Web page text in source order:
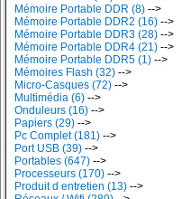
Mémoire Portable DDR (8) -->
Mémoire Portable DDR2 (16) -->
Mémoire Portable DDR3 (28) -->
Mémoire Portable DDR4 (21) -->
Mémoire Portable DDR5 (1) -->
Mémoires Flash (32) -->
Micro-Casques (72) -->
Multimédia (6) -->
Onduleurs (16) -->
Papiers (29) -->
Pc Complet (181) -->
Port USB (39) -->
Portables (647) -->
Processeurs (170) -->
Produit d entretien (13) -->